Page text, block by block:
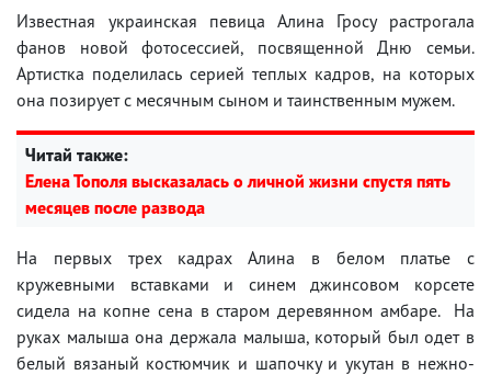
Известная украинская певица Алина Гросу растрогала
фанов новой фотосессией, посвященной Дню семьи.
Артистка поделилась серией теплых кадров, на которых
она позирует с месячным сыном и таинственным мужем.
Читай также:
Елена Тополя высказалась о личной жизни спустя пять
месяцев после развода
На первых трех кадрах Алина в белом платье с
кружевными вставками и синем джинсовом корсете
сидела на копне сена в старом деревянном амбаре. На
руках малыша она держала малыша, который был одет в
белый вязаный костюмчик и шапочку и укутан в нежно-